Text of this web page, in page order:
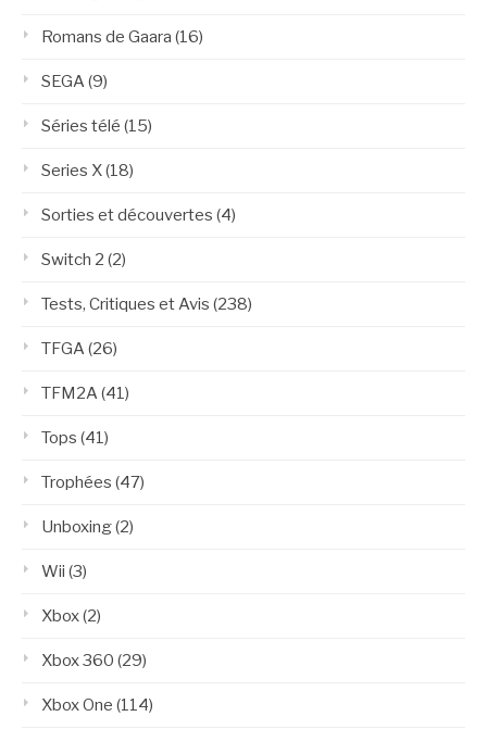
Romans de Gaara (16)
SEGA(9)
Séries télé (15)
Series X(18)
Sorties et découvertes (4)
Switch 2 (2)
Tests, Critiques et Avis (238)
TFGA(26)
TFM2A(41)
Tops (41)
Trophées (47)
Unboxing(2)
Wii (3)
Xbox(2)
Xbox 360 (29)
Xbox One (114)